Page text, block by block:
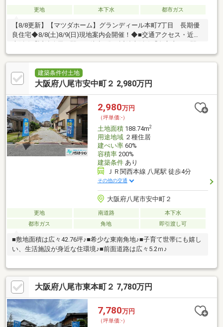
更地 本下水 都市ガス
【8/8更新】【マツダホーム】グランディール本町7丁目 長期優
良住宅◆8/8(土)8/9(日)現地案内会開催！◆■交通アクセス・近鉄
で徒歩16分・JR関西本線「八尾」駅まで徒歩22分■間取り自由設
計×長期優良住宅仕様！長く快適に過ごせる住まい◎■土地面積47
坪超！建ぺい率80％、容積率300％の建物を建築可能です。■現況
更地につき、設計プランが決まり次第スムーズに建築に移行でき
プラン例あり。■陽当たり良好な庭や2台分の駐車場(車種による)
もご検討いただけます。
建築条件付土地
大阪府八尾市安中町２ 2,980万円
2,980万円
（坪単価:-）
土地面積188.74m2
用途地域２種住居
建ぺい率60%
容積率200%
建築条件あり
ＪＲ関西本線 八尾駅 徒歩4分
その他の交通
大阪府八尾市安中町２
更地 南道路
本下水
都市ガス
角地 即引渡し可
■敷地面積は広々42.76坪♪■希少な東南角地♪■子育て世帯にも嬉し
い、生活施設が身近な住環境♪■前面道路は広々5.2ｍ♪
大阪府八尾市東本町２ 7,780万円
7,780万円
（坪単価:-）